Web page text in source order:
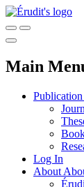
Main
Log In
About